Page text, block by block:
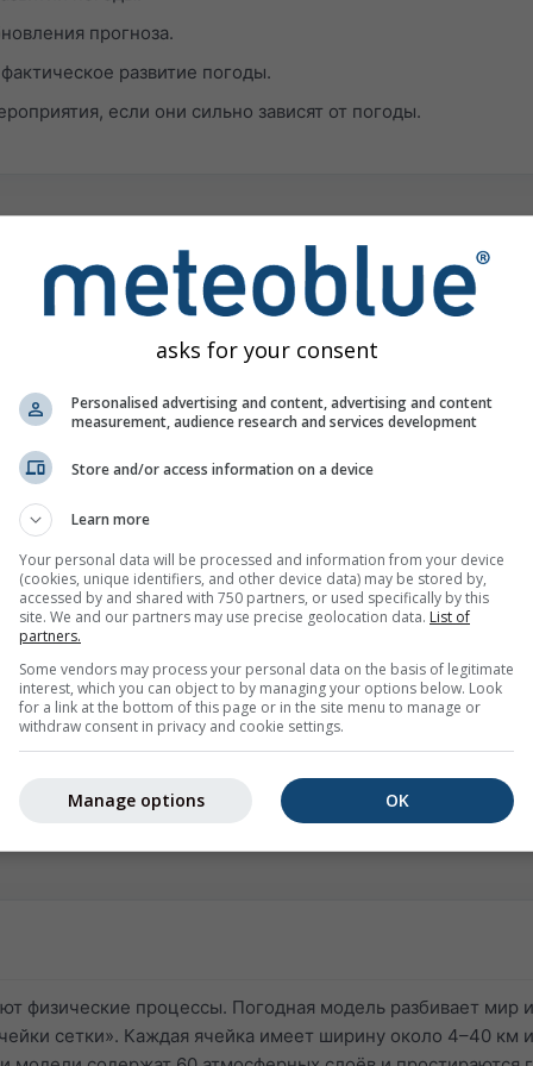
прогноза.
развитие погоды.
если они сильно зависят от погоды.
время гроз почти невозможно предсказать, а связанное с
или града может сильно различаться.
и низкие облака часто невидимы для большинства
модели могут совпадать, несмотря на неопределённость. В
переоценивать солнечные условия в районах,
горный рельеф представляет собой серьёзную задачу для
облака и осадки могут быстро развиваться там,
недостаточно учитываются в модели.
очень сложно прогнозировать, они меняются по месту и
рельефа. Если в конкретной точке прогнозируемые
всего в нескольких километрах. Холодный фронт может
позже, а грозы могут как сформироваться, так и не
условия подвержены ошибкам прогноза и требуют
случаях даже различные модели могут не
физические процессы. Погодная модель разбивает мир
сетки». Каждая ячейка имеет ширину около 4–40 км и
asks for your consent
Personalised advertising and content, advertising and content
measurement, audience research and services development
Store and/or access information on a device
Learn more
Your personal data will be processed and information from your device
(cookies, unique identifiers, and other device data) may be stored by,
accessed by and shared with 750 partners, or used specifically by this
site. We and our partners may use precise geolocation data. List of
partners.
Some vendors may process your personal data on the basis of legitimate
interest, which you can object to by managing your options below. Look
for a link at the bottom of this page or in the site menu to manage or
withdraw consent in privacy and cookie settings.
OK
Manage options